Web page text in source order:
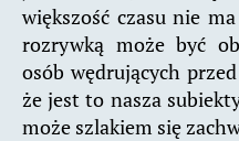
większość czasu nie
rozrywką może być
osób wędrujących
że jest to nasza
może szlakiem się